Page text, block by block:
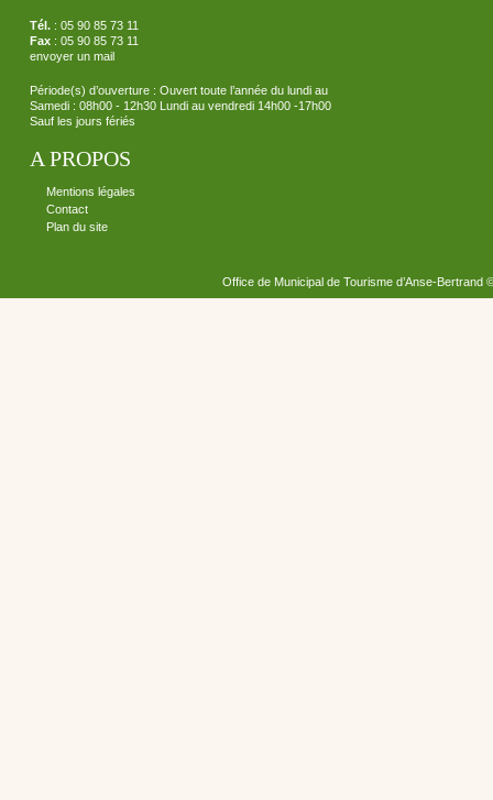
Tél. : 05 90 85 73 11
Fax : 05 90 85 73 11
envoyer un mail
Période(s) d’ouverture : Ouvert toute l’année du lundi au
Samedi : 08h00 - 12h30 Lundi au vendredi 14h00 -17h00
Sauf les jours fériés
A PROPOS
Mentions légales
Contact
Plan du site
Office de Municipal de Tourisme d’Anse-